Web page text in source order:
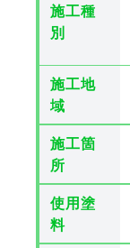
施工種
別
施工地
域
施工箇
所
使用塗
料